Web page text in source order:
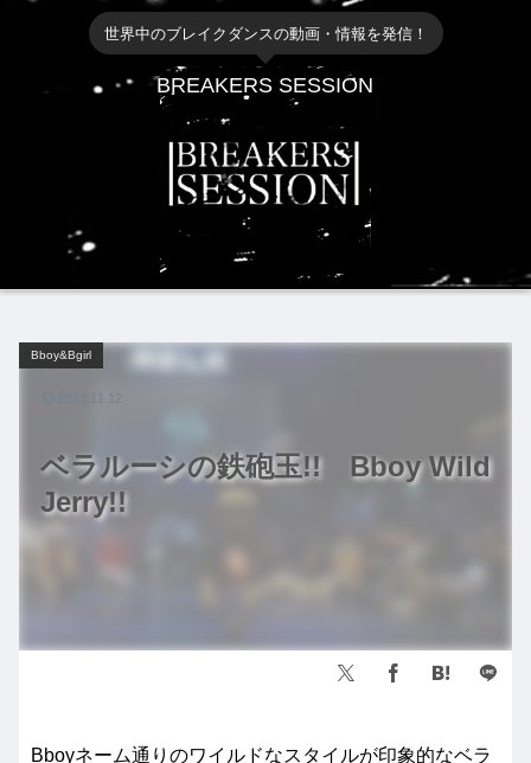
世界中のブレイクダンスの動画・情報を発信！
BREAKERS SESSION
ベラルーシの鉄砲玉!! Bboy Wild
Jerry!!
Bboy&Bgirl
2023.11.12
Bboyネーム通りのワイルドなスタイルが印象的なベラ